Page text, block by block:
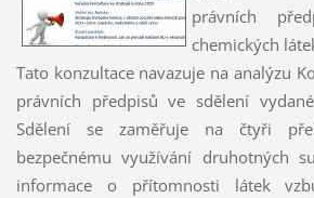
právních
chemických
Tato konzultace navazuje na analýzu
právních předpisů ve sdělení
Sdělení se zaměřuje na čtyři
bezpečnému využívání druhotných
informace o přítomnosti látek